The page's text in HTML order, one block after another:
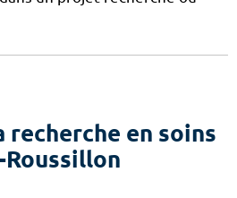
recherche en soins
Roussillon